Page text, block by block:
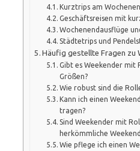
Kurztrips am
Geschäftsreisen mit
Wochenendausflüge
Städtetrips und
Häufig gestellte Fragen zu
Gibt es Weekender mit
Größen?
Wie robust sind die
Kann ich einen
tragen?
Sind Weekender mit
herkömmliche
Wie pflege ich einen